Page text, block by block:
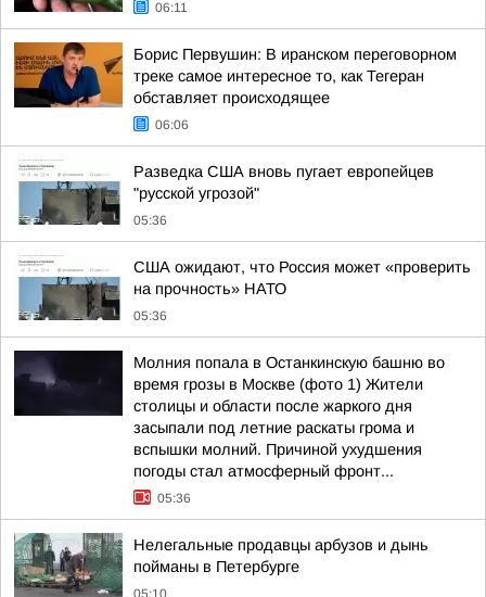
06:11
Борис Первушин: В иранском переговорном
треке самое интересное то, как Тегеран
обставляет происходящее
06:06
Разведка США вновь пугает европейцев
"русской угрозой"
05:36
США ожидают, что Россия может «проверить
на прочность» НАТО
05:36
Молния попала в Останкинскую башню во
время грозы в Москве (фото 1) Жители
столицы и области после жаркого дня
засыпали под летние раскаты грома и
вспышки молний. Причиной ухудшения
погоды стал атмосферный фронт...
05:36
Нелегальные продавцы арбузов и дынь
пойманы в Петербурге
05:10